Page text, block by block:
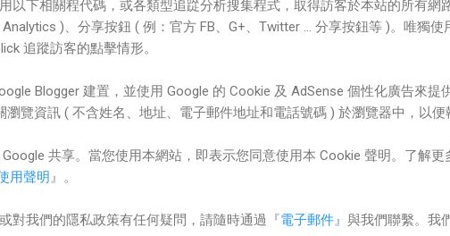
以下相關程代碼，或各類型追踨分析搜集程式，取得訪客於本站的所有網
)、分享按鈕 ( 例：官方 FB、G+、Twitter ... 分享按鈕等 )。唯獨使
追蹤訪客的點擊情形。
Blogger 建置，並使用 Google 的 Cookie 及 AdSense 個性化廣告來提
覽資訊 ( 不含姓名、地址、電子郵件地址和電話號碼 ) 於瀏覽器中，以便
共享。當您使用本網站，即表示您同意使用本 Cookie 聲明。了解更
用聲明』。
對我們的隱私政策有任何疑問，請隨時通過『電子郵件』與我們聯繫。我